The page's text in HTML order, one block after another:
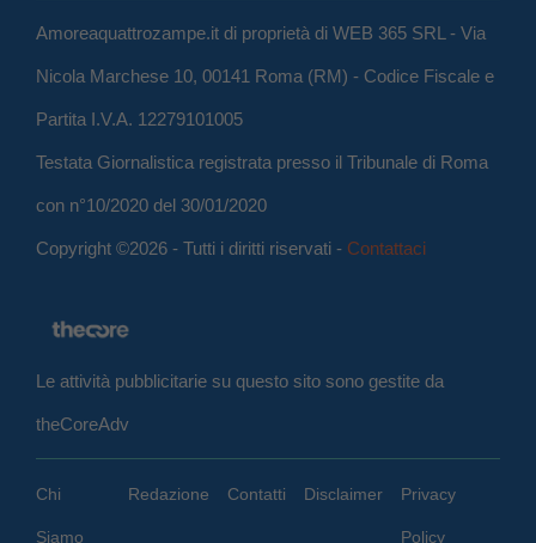
Amoreaquattrozampe.it di proprietà di WEB 365 SRL - Via
Nicola Marchese 10, 00141 Roma (RM) - Codice Fiscale e
Partita I.V.A. 12279101005
Testata Giornalistica registrata presso il Tribunale di Roma
con n°10/2020 del 30/01/2020
Copyright ©2026 - Tutti i diritti riservati - Contattaci
Le attività pubblicitarie su questo sito sono gestite da
theCoreAdv
Chi
Siamo
Redazione Contatti Disclaimer Privacy
Policy